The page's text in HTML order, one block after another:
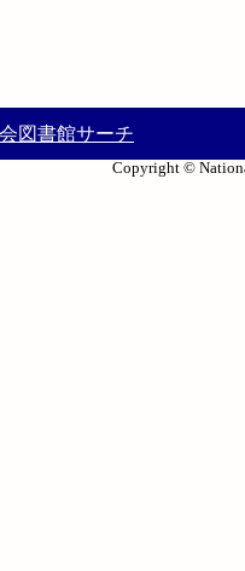
図書館サーチ
Copyright ©